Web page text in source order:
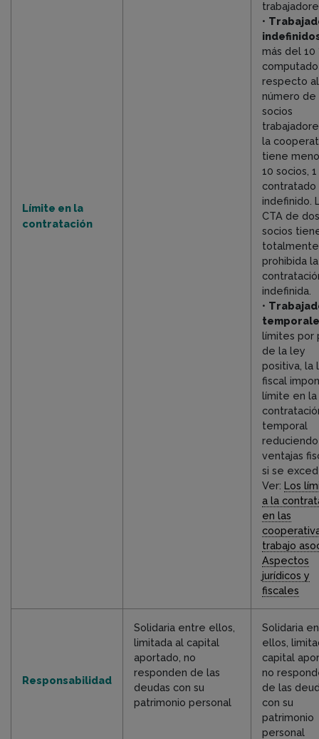
Límite en la
contratación
•
más del 10
computado
respecto al
número de
socios
la
tiene
10 socios, 1
contratado
indefinido.
CTA de dos
socios
totalmente
prohibida la
indefinida.
•
límites por
de la ley
positiva, la
fiscal
límite en la
temporal
ventajas
si se
Ver: Los
a la
en las
trabajo
Aspectos
jurídicos y
fiscales
Responsabilidad
Solidaria entre ellos,
limitada al capital
aportado, no
responden de las
deudas con su
patrimonio personal
Solidaria
ellos,
capital
no
de las
con su
patrimonio
personal